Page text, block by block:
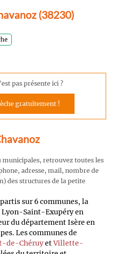
(38230)
pas présente ici ?
gratuitement !
municipales, retrouvez toutes les
adresse, mail, nombre de
des structures de la petite
sur 6 communes, la
Lyon-Saint-Exupéry en
du département Isère en
Les communes de
de-ChéruyetVillette-